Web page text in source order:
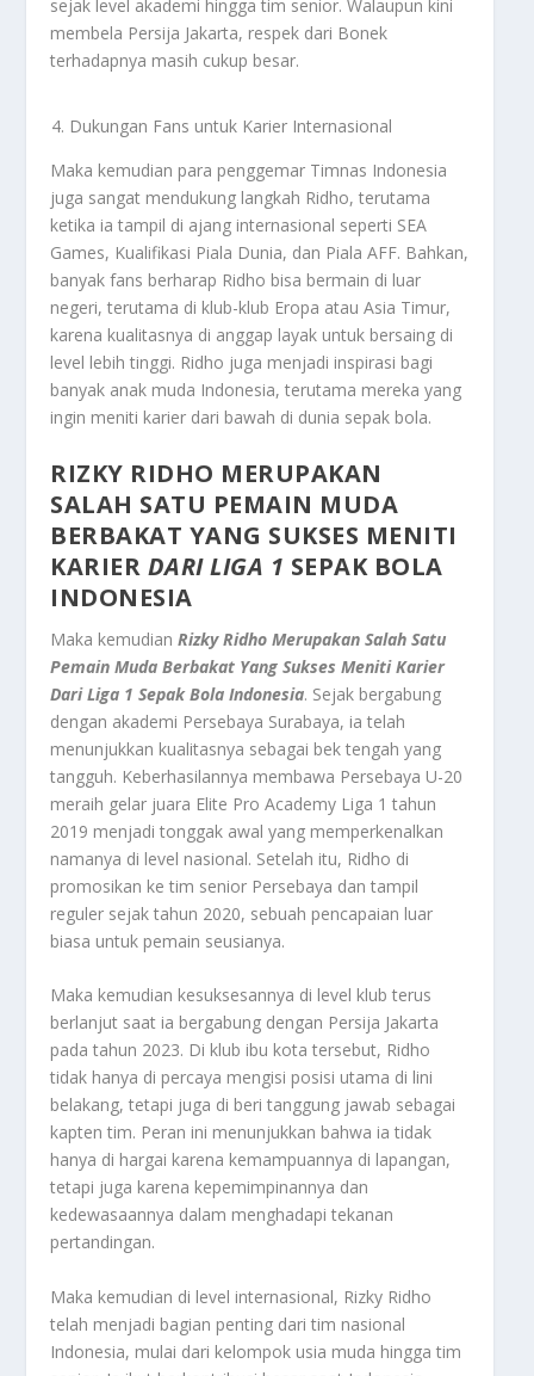
sejak level akademi hingga tim senior. Walaupun kini
membela Persija Jakarta, respek dari Bonek
terhadapnya masih cukup besar.
Dukungan Fans untuk Karier Internasional
Maka kemudian para penggemar Timnas Indonesia
juga sangat mendukung langkah Ridho, terutama
ketika ia tampil di ajang internasional seperti SEA
Games, Kualifikasi Piala Dunia, dan Piala AFF. Bahkan,
banyak fans berharap Ridho bisa bermain di luar
negeri, terutama di klub-klub Eropa atau Asia Timur,
karena kualitasnya di anggap layak untuk bersaing di
level lebih tinggi. Ridho juga menjadi inspirasi bagi
banyak anak muda Indonesia, terutama mereka yang
ingin meniti karier dari bawah di dunia sepak bola.
RIZKY RIDHO MERUPAKAN
SALAH SATU PEMAIN MUDA
BERBAKAT YANG SUKSES MENITI
KARIER DARI LIGA 1 SEPAK BOLA
INDONESIA
Maka kemudian Rizky Ridho Merupakan Salah Satu
Pemain Muda Berbakat Yang Sukses Meniti Karier
Dari Liga 1 Sepak Bola Indonesia. Sejak bergabung
dengan akademi Persebaya Surabaya, ia telah
menunjukkan kualitasnya sebagai bek tengah yang
tangguh. Keberhasilannya membawa Persebaya U-20
meraih gelar juara Elite Pro Academy Liga 1 tahun
2019 menjadi tonggak awal yang memperkenalkan
namanya di level nasional. Setelah itu, Ridho di
promosikan ke tim senior Persebaya dan tampil
reguler sejak tahun 2020, sebuah pencapaian luar
biasa untuk pemain seusianya.
Maka kemudian kesuksesannya di level klub terus
berlanjut saat ia bergabung dengan Persija Jakarta
pada tahun 2023. Di klub ibu kota tersebut, Ridho
tidak hanya di percaya mengisi posisi utama di lini
belakang, tetapi juga di beri tanggung jawab sebagai
kapten tim. Peran ini menunjukkan bahwa ia tidak
hanya di hargai karena kemampuannya di lapangan,
tetapi juga karena kepemimpinannya dan
kedewasaannya dalam menghadapi tekanan
pertandingan.
Maka kemudian di level internasional, Rizky Ridho
telah menjadi bagian penting dari tim nasional
Indonesia, mulai dari kelompok usia muda hingga tim